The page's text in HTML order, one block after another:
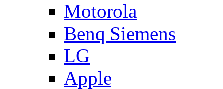
Motorola
Benq Siemens
LG
Apple